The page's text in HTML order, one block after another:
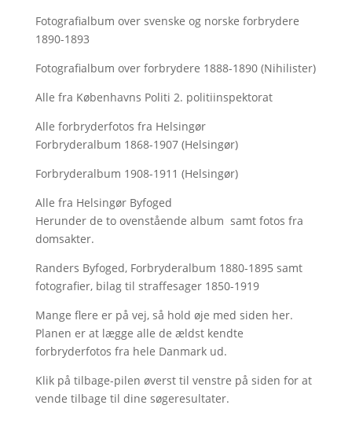
Fotografialbum over svenske og norske forbrydere
1890-1893
Fotografialbum over forbrydere 1888-1890 (Nihilister)
Alle fra Københavns Politi 2. politiinspektorat
Alle forbryderfotos fra Helsingør
Forbryderalbum 1868-1907 (Helsingør)
Forbryderalbum 1908-1911 (Helsingør)
Alle fra Helsingør Byfoged
Herunder de to ovenstående album samt fotos fra
domsakter.
Randers Byfoged, Forbryderalbum 1880-1895 samt
fotografier, bilag til straffesager 1850-1919
Mange flere er på vej, så hold øje med siden her.
Planen er at lægge alle de ældst kendte
forbryderfotos fra hele Danmark ud.
Klik på tilbage-pilen øverst til venstre på siden for at
vende tilbage til dine søgeresultater.